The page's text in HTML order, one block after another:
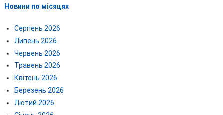
Новини по місяцях
Серпень 2026
Липень 2026
Червень 2026
Травень 2026
Квітень 2026
Березень 2026
Лютий 2026